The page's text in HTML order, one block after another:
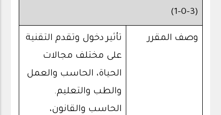
(3-0-1)
وصف المقرر
تأثير دخول وتقدم التقنية
على مختلف مجالات
الحياة، الحاسب والعمل
والطب والتعليم.
الحاسب والقانون،